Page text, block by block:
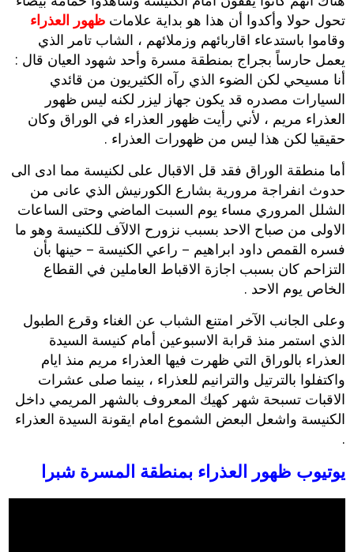
تحول حولا وأكدوا أن هذا هو بداية علاماتظهور العذراء
وقاموا باستدعاء اقاربائهم وزملائهم ، الشاب تامر الذي
يعمل حارساً بجراج بمنطقة مسرة وأحد شهود العيان قال :
أنا مسيحي لكن الضوء الذي رآه الكثيريون من قائدي
السيارات مصدره قد يكون جهاز ليزر لكنه ليس ظهور
العذراء مريم ، لأني رأيت ظهور العذراء في الوراق وكان
حقيقيا لكن هذا ليس من ظهورات العذراء .
أما منطقة الوراق فقد قل الاقبال على لكنيسة مما ادى الى
حدوث انفراجة مرورية بشارع الكورنيش الذي عانى من
الشلل المروري مساء يوم السبت الماضي وحتى الساعات
الاولى من صباح الاحد بسبب نزورح الالآف للكنيسة وهو ما
فسره القمص داود ابراهيم – راعي الكنيسة – حينها بأن
التزاحم كان بسبب اجازة الاقباط العاملين في القطاع
الخاص يوم الاحد .
وعلى الجانب الآخر امتنع الشباب عن الغناء وقرع الطبول
الذي استمر منذ قرابة الاسبوعين أمام كنيسة السيدة
العذراء بالوراق التي ظهرت فيها العذراء مريم منذ ايام
واكتفلوا بالترتيل والترانيم للعذراء ، بينما صلى عشرات
الاقبات تسبحة شهر كهيك المعروف بالشهر المريمي داخل
الكنيسة واشعل البعض الشموع امام ايقونة السيدة العذراء
.
يوتيوب ظهور العذراء بمنطقة المسرة شبرا